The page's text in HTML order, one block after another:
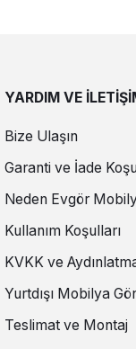
YARDIM VE
Bize Ulaşın
Garanti ve İade
Neden Evgör
Kullanım Koşulları
KVKK ve
Yurtdışı Mobilya
Teslimat ve Montaj